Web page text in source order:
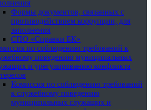
Формы документов, связанных с
противодействием коррупции, для
заполнения
СПО «Справки БК»
по соблюдению требований к
поведению муниципальных
и урегулированию конфликта
Комиссия по соблюдению требований
к служебному поведению
муниципальных служащих и